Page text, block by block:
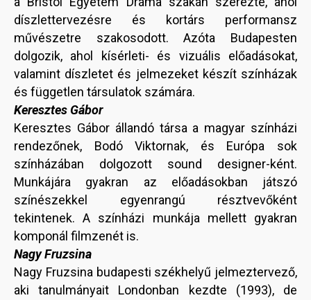
díszlettervezésre és kortárs performansz
művészetre szakosodott. Azóta Budapesten
dolgozik, ahol kísérleti- és vizuális előadásokat,
valamint díszletet és jelmezeket készít színházak
és független társulatok számára.
Keresztes Gábor
Keresztes Gábor állandó társa a magyar színházi
rendezőnek, Bodó Viktornak, és Európa sok
színházában dolgozott sound designer-ként.
Munkájára gyakran az előadásokban játszó
színészekkel egyenrangú résztvevőként
tekintenek. A színházi munkája mellett gyakran
komponál filmzenét is.
Nagy Fruzsina
Nagy Fruzsina budapesti székhelyű jelmeztervező,
aki tanulmányait Londonban kezdte (1993), de